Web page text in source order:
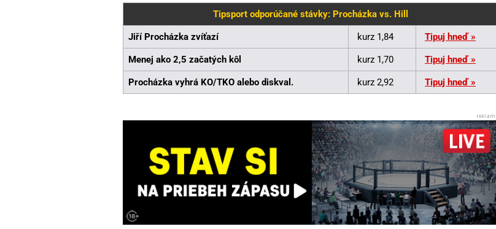
Tipsport odporúčané stávky: Procházka vs. Hill
Jiří Procházka zvíťazí kurz 1,84 Tipuj hneď »
Menej ako 2,5 začatých kôl kurz 1,70 Tipuj hneď »
Procházka vyhrá KO/TKO alebo diskval. kurz 2,92 Tipuj hneď »